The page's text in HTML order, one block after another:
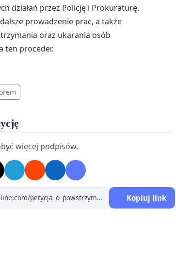
działań przez Policję i Prokuraturę,
prowadzenie prac, a także
oraz ukarania osób
ten proceder.
więcej podpisów.
Kopiuj link